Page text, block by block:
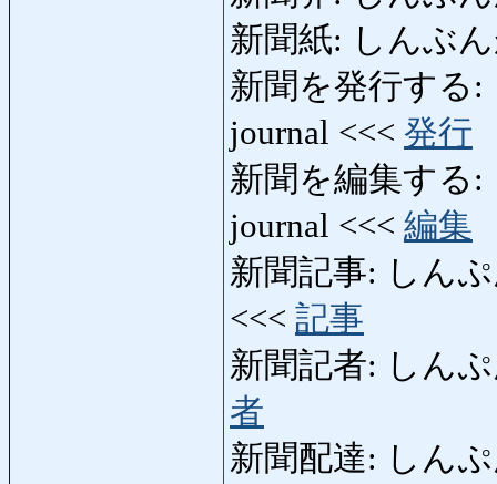
新聞紙: しんぶ
新聞を発行する:
journal <<< 発行
新聞を編集する:
journal <<< 編集
新聞記事: しんぷ
<<< 記事
新聞記者: しん
者
新聞配達: しん